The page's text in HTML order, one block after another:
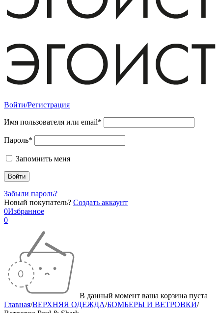
Войти/Регистрация
Имя пользователя или email*
Пароль*
Запомнить меня
Забыли пароль?
Новый покупатель? Создать аккаунт
0Избранное
0
В данный момент ваша корзина пуста
Главная/ВЕРХНЯЯ ОДЕЖДА/БОМБЕРЫ И ВЕТРОВКИ/